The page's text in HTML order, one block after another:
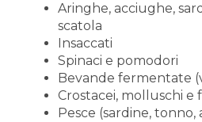
Aringhe, acciughe,
scatola
Insaccati
Spinaci e pomodori
Bevande fermentate
Crostacei, molluschi e
Pesce (sardine, tonno,